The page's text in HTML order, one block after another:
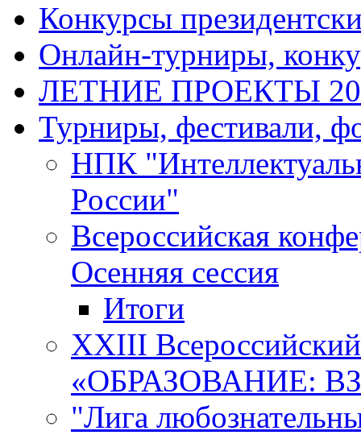
Конкурсы
Онлайн-турниры,
ЛЕТНИЕ ПРОЕКТЫ
Турниры, фестивали,
НПК
России"
Всероссийская
Осенняя сессия
Итоги
XXIII
«ОБРАЗОВАНИЕ:
"Лига